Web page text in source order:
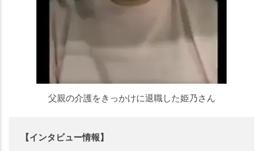
父親の介護をきっかけに退職した姫乃さん
【インタビュー情報】